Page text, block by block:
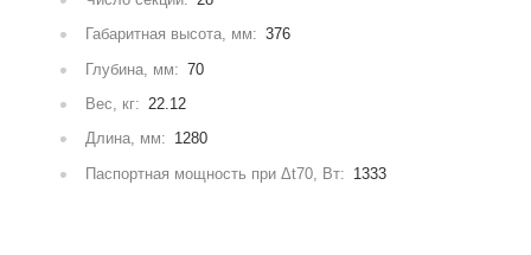
Габаритная высота, мм: 376
Глубина, мм: 70
Вес, кг: 22.12
Длина, мм: 1280
Паспортная мощность при Δt70, Вт: 1333